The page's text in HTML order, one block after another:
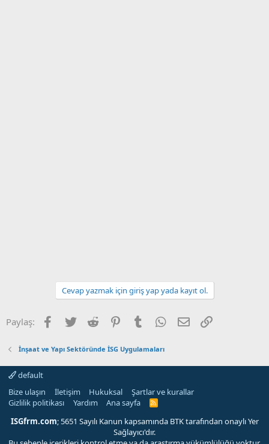
Cevap yazmak için giriş yap yada kayıt ol.
Paylaş: Facebook
Twitter Reddit PinterestTumblr WhatsApp
E-posta
İnşaat ve Yapı Sektöründe İSG Uygulamaları
default
Bize ulaşın
İletişim Hukuksal
Şartlar ve kurallar
Gizlilik politikası
Yardım Ana sayfa
R
S
ISGfrm.com; 5651 Sayılı Kanun kapsamında BTK tarafından onaylı Yer
Sağlayıcı'dır.